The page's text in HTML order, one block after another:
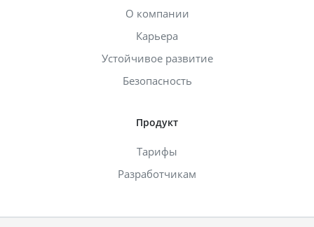
О компании
Карьера
Устойчивое развитие
Безопасность
Продукт
Тарифы
Разработчикам